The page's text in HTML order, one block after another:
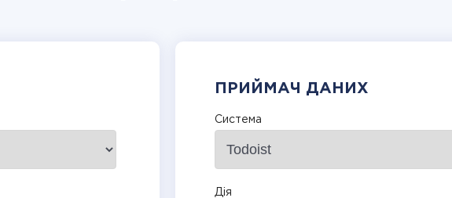
ПРИЙМАЧ ДАНИХ
Система
Дія